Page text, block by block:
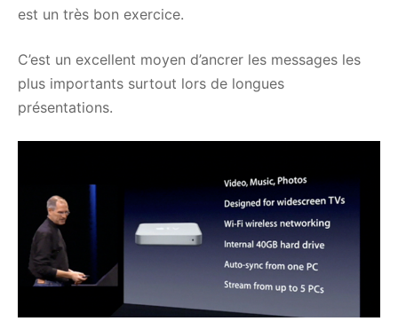
est un très bon exercice.
C’est un excellent moyen d’ancrer les messages les
plus importants surtout lors de longues
présentations.